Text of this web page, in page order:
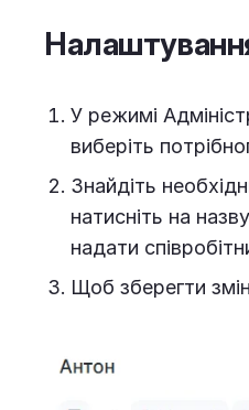
У режимі
виберіть
Знайдіть
натисніть на
надати
Щоб зберегти